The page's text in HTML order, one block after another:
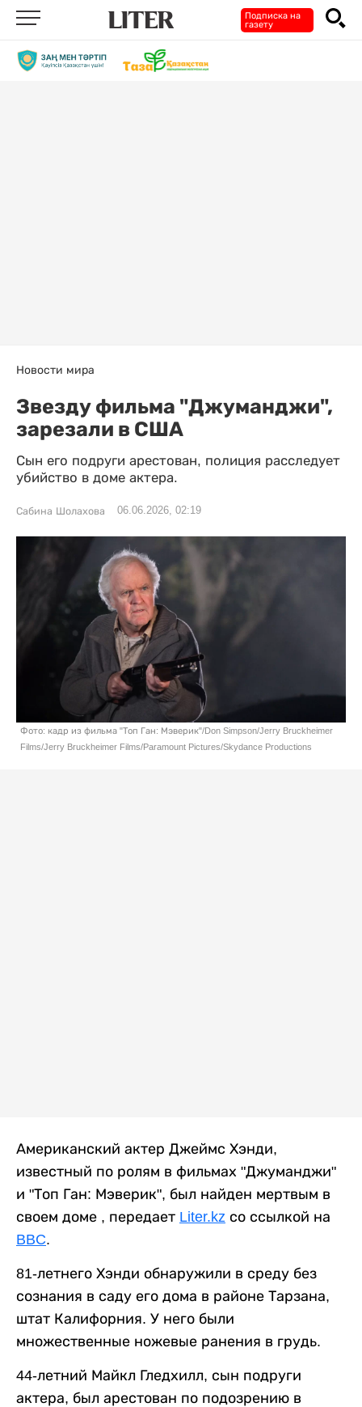
Подписка на
газету
Новости мира
Звезду фильма "Джуманджи",
зарезали в США
Сын его подруги арестован, полиция расследует
убийство в доме актера.
Сабина Шолахова 06.06.2026, 02:19
Фото: кадр из фильма "Топ Ган: Мэверик"/Don Simpson/Jerry Bruckheimer
Films/Jerry Bruckheimer Films/Paramount Pictures/Skydance Productions
Американский актер Джеймс Хэнди,
известный по ролям в фильмах "Джуманджи"
и "Топ Ган: Мэверик", был найден мертвым в
своем доме , передает Liter.kz со ссылкой на
BBC.
81-летнего Хэнди обнаружили в среду без
сознания в саду его дома в районе Тарзана,
штат Калифорния. У него были
множественные ножевые ранения в грудь.
44-летний Майкл Гледхилл, сын подруги
актера, был арестован по подозрению в